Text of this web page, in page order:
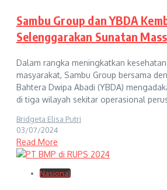
Sambu Group dan YBDA
Selenggarakan Sunatan
Dalam rangka meningkatkan
masyarakat, Sambu Group bersama
Bahtera Dwipa Abadi (YBDA)
di tiga wilayah sekitar operasional
Bridgeta Elisa Putri
03/07/2024
Read More
Nasional